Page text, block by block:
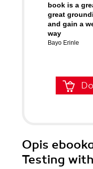
book is a
great
and gain a
way
Bayo Erinle
Opis
Testing